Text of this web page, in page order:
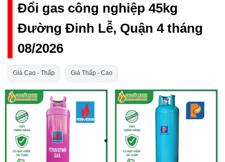
Đổi gas công nghiệp 45kg
Đường Đinh Lễ, Quận 4 tháng
08/2026
Giá Cao - Thấp Giá Thấp - Cao